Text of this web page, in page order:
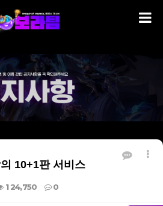
10+1판 서비스
124,750 0